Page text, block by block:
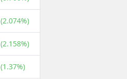
(2.074%)
(2.158%)
(1.37%)